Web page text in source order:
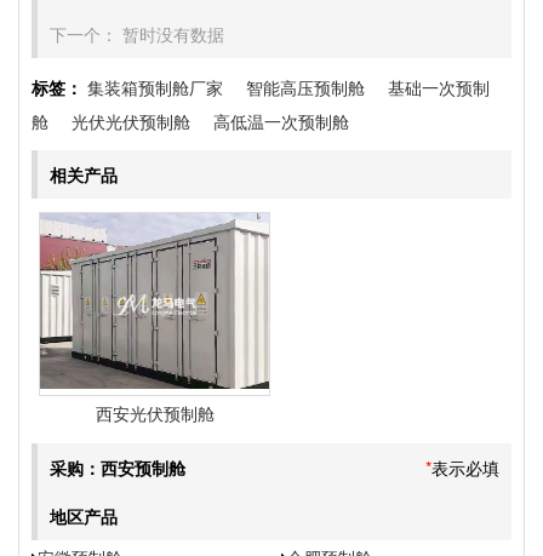
下一个： 暂时没有数据
标签： 集装箱预制舱厂家 智能高压预制舱
基础一次预制
舱
光伏光伏预制舱 高低温一次预制舱
相关产品
西安光伏预制舱
采购：西安预制舱 *表示必填
地区产品